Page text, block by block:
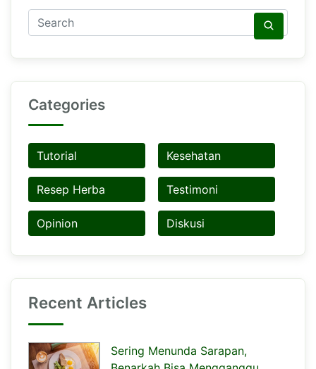
Categories
Tutorial Kesehatan
Resep Herba Testimoni
Opinion Diskusi
Recent Articles
Sering Menunda Sarapan,